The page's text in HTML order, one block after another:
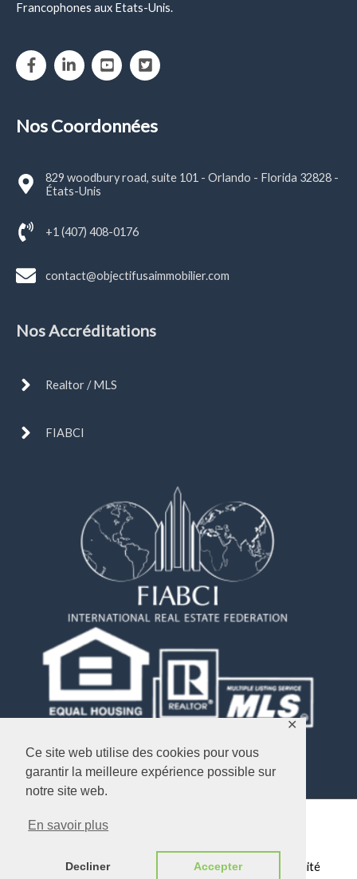
Ce site web utilise des cookies pour vous
garantir la meilleure expérience possible sur
notre site web.
En savoir plus
Decliner Accepter
✕
Francophones aux Etats-Unis.
Nos Coordonnées
829 woodbury road, suite 101 - Orlando - Florida 32828 -
États-Unis
+1 (407) 408-0176
contact@objectifusaimmobilier.com
Nos Accréditations
Realtor / MLS
FIABCI
Copyright © 2026
Plan du Site/Mentions légales Politique de confidentialité